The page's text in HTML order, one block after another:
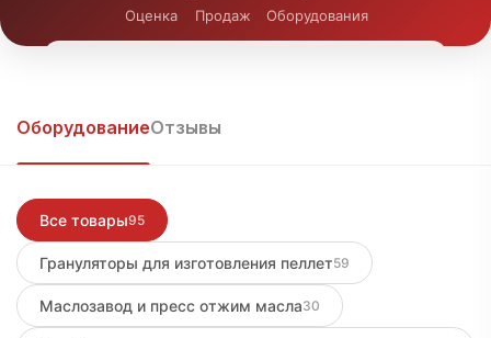
Оценка Продаж Оборудования
Войти, чтобы написать
ОборудованиеОтзывы
Все товары95
Грануляторы для изготовления пеллет59
Маслозавод и пресс отжим масла30